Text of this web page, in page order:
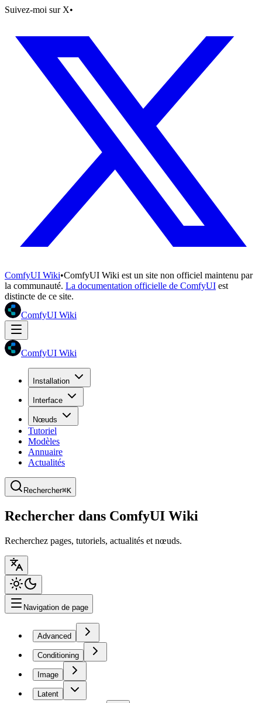
Suivez-moi sur X•
ComfyUI Wiki•ComfyUI Wiki est un site non officiel maintenu par
la communauté. La documentation officielle de ComfyUI est
distincte de ce site.
ComfyUI Wiki
ComfyUI Wiki
Installation
Interface
Nœuds
Tutoriel
Modèles
Annuaire
Actualités
Rechercher⌘K
Rechercher dans ComfyUI Wiki
Recherchez pages, tutoriels, actualités et nœuds.
Navigation de page
Advanced
Conditioning
Image
Latent